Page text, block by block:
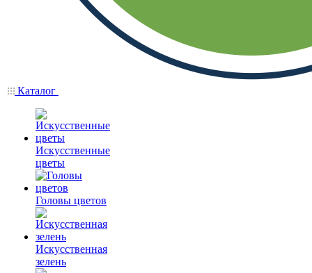
Каталог
Искусственные
цветы
Головы цветов
Искусственная
зелень